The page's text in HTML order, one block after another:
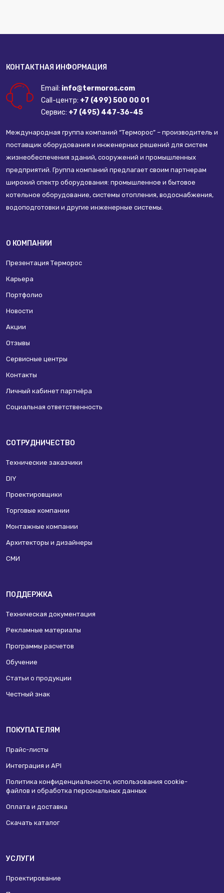
КОНТАКТНАЯ ИНФОРМАЦИЯ
Email: info@termoros.com
Call-центр: +7 (499) 500 00 01
Сервис: +7 (495) 447-36-45
Международная группа компаний “Терморос” – производитель и
поставщик оборудования и инженерных решений для систем
жизнеобеспечения зданий, сооружений и промышленных
предприятий. Группа компаний предлагает своим партнерам
широкий спектр оборудования: промышленное и бытовое
котельное оборудование, системы отопления, водоснабжения,
водоподготовки и другие инженерные системы.
О КОМПАНИИ
Презентация Терморос
Карьера
Портфолио
Новости
Акции
Отзывы
Сервисные центры
Контакты
Личный кабинет партнёра
Социальная ответственность
СОТРУДНИЧЕСТВО
Технические заказчики
DIY
Проектировщики
Торговые компании
Монтажные компании
Архитекторы и дизайнеры
СМИ
ПОДДЕРЖКА
Техническая документация
Рекламные материалы
Программы расчетов
Обучение
Статьи о продукции
Честный знак
ПОКУПАТЕЛЯМ
Прайс-листы
Интеграция и API
Политика конфиденциальности, использования сookie-
файлов и обработка персональных данных
Оплата и доставка
Скачать каталог
УСЛУГИ
Проектирование